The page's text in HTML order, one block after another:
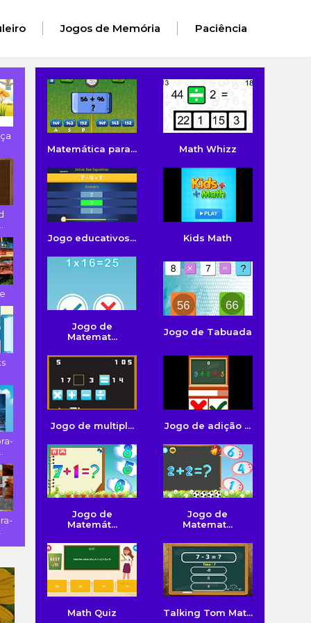
Jogos de Memória Paciência
Matemática para... Math Whizz
Jogo educativos... Kids Math
Jogo de
Matemat...
Jogo de Tabuada
Jogo de multipl... Jogo de adição ...
Jogo de
Matemát...
Jogo de
Matemat...
Math Quiz Talking Tom Mat...